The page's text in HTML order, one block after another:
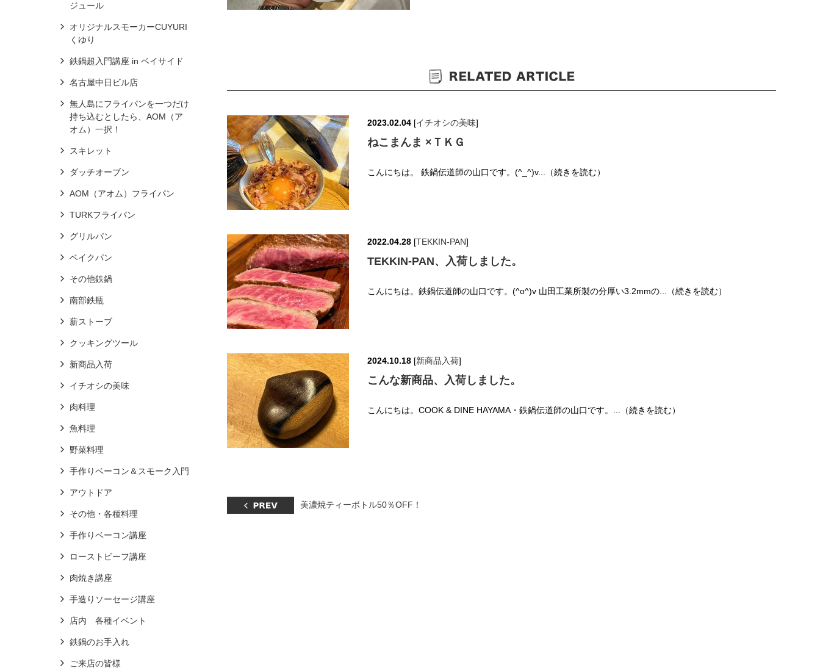
2023.02.04 [イチオシの美味]
ねこまんま ×ＴＫＧ
こんにちは。 鉄鍋伝道師の山口です。(^_^)v...（続きを読む）
2022.04.28 [TEKKIN-PAN]
TEKKIN-PAN、入荷しました。
こんにちは。鉄鍋伝道師の山口です。(^o^)v 山田工業所製の分厚い3.2mmの...（続きを読む）
2024.10.18 [新商品入荷]
こんな新商品、入荷しました。
こんにちは。COOK & DINE HAYAMA・鉄鍋伝道師の山口です。...（続きを読む）
美濃焼ティーボトル50％OFF！
ジュール
オリジナルスモーカーCUYURI
くゆり
鉄鍋超入門講座 in ベイサイド
名古屋中日ビル店
無人島にフライパンを一つだけ
持ち込むとしたら、AOM（ア
オム）一択！
スキレット
ダッチオーブン
AOM（アオム）フライパン
TURKフライパン
グリルパン
ベイクパン
その他鉄鍋
南部鉄瓶
薪ストーブ
クッキングツール
新商品入荷
イチオシの美味
肉料理
魚料理
野菜料理
手作りベーコン＆スモーク入門
アウトドア
その他・各種料理
手作りベーコン講座
ローストビーフ講座
肉焼き講座
手造りソーセージ講座
店内 各種イベント
鉄鍋のお手入れ
ご来店の皆様